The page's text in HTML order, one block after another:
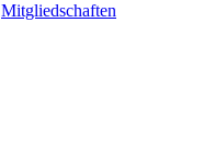
Mitgliedschaften